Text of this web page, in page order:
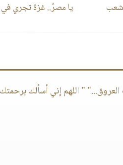
شعب يا مصرُ.. غزة تجري
العروق..." " اللهم إني أسألك